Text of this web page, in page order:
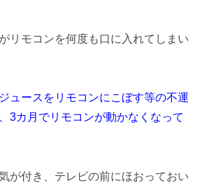
リモコンを何度も口に入れてしまい
ュースをリモコンにこぼす等の不運
3カ月でリモコンが動かなくなって
が付き、テレビの前にほおっておい